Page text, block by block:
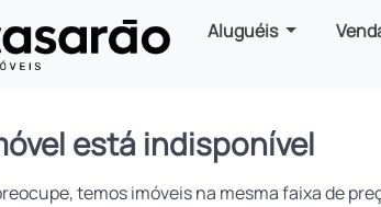
Aluguéis
está indisponível
temos imóveis na mesma faixa de